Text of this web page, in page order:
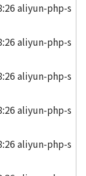
aliyun-php-s
aliyun-php-s
aliyun-php-s
aliyun-php-s
aliyun-php-s